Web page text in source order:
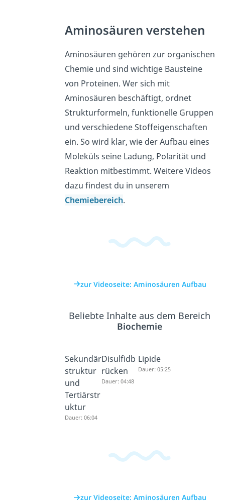
Aminosäuren verstehen
Aminosäuren gehören zur organischen
Chemie und sind wichtige Bausteine
von Proteinen. Wer sich mit
Aminosäuren beschäftigt, ordnet
Strukturformeln, funktionelle Gruppen
und verschiedene Stoffeigenschaften
ein. So wird klar, wie der Aufbau eines
Moleküls seine Ladung, Polarität und
Reaktion mitbestimmt. Weitere Videos
dazu findest du in unserem
Chemiebereich.
zur Videoseite: Aminosäuren Aufbau
Beliebte Inhalte aus dem Bereich
Biochemie
Sekundär
struktur
und
Tertiärstr
uktur
Dauer: 06:04
Disulfidb
rücken
Dauer: 04:48
Lipide
Dauer: 05:25
zur Videoseite: Aminosäuren Aufbau